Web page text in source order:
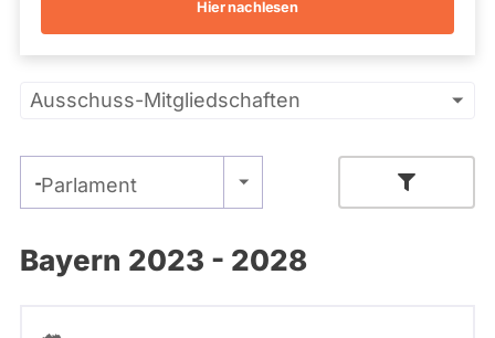
Kandidaturen
und
Mandaten
nicht
berücksichtigt.
Hier nachlesen
Primäre
Ausschuss-Mitgliedschaften
Parlament
- Alle -
Bayern 2023 - 2028